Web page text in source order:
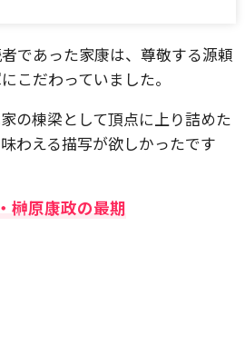
であった家康は、尊敬する源頼
こだわっていました。
の棟梁として頂点に上り詰めた
わえる描写が欲しかったです
榊原康政の最期